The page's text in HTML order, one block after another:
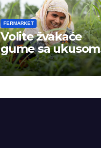
FERMARKET
Volite žvakaće
gume sa ukusom
mentola?